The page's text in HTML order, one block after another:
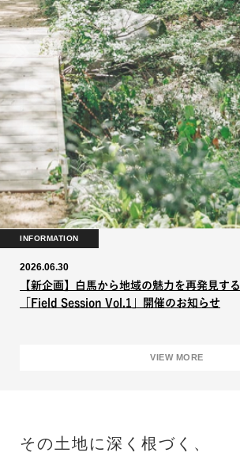
INFORMATION
2026.06.30
【新企画】白馬から地域の魅力を再発見する
「Field Session Vol.1」開催のお知らせ
VIEW MORE
その⼟地に深く根づく、